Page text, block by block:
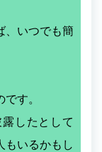
、いつでも簡
す。
したとして
もいるかもし